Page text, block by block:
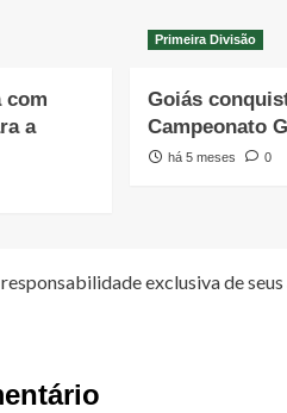
com
a
Primeira Divisão
Goiás
Campeonato
há 5 meses 0
exclusiva de